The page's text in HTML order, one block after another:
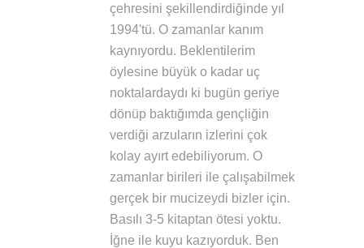
çehresini şekillendirdiğinde yıl
1994'tü. O zamanlar kanım
kaynıyordu. Beklentilerim
öylesine büyük o kadar uç
noktalardaydı ki bugün geriye
dönüp baktığımda gençliğin
verdiği arzuların izlerini çok
kolay ayırt edebiliyorum. O
zamanlar birileri ile çalışabilmek
gerçek bir mucizeydi bizler için.
Basılı 3-5 kitaptan ötesi yoktu.
İğne ile kuyu kazıyorduk. Ben